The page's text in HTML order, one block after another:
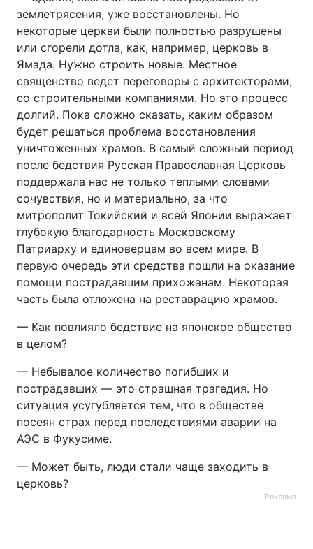
Лонгріди
Відео з Youtube Статті
Інтерв'ю Думки
Архів Вакансії
Послуги
Тема оформлення
землетрясения, уже восстановлены. Но
некоторые церкви были полностью разрушены
или сгорели дотла, как, например, церковь в
Ямада. Нужно строить новые. Местное
священство ведет переговоры с архитекторами,
со строительными компаниями. Но это процесс
долгий. Пока сложно сказать, каким образом
будет решаться проблема восстановления
уничтоженных храмов. В самый сложный период
после бедствия Русская Православная Церковь
поддержала нас не только теплыми словами
сочувствия, но и материально, за что
митрополит Токийский и всей Японии выражает
глубокую благодарность Московскому
Патриарху и единоверцам во всем мире. В
первую очередь эти средства пошли на оказание
помощи пострадавшим прихожанам. Некоторая
часть была отложена на реставрацию храмов.
— Как повлияло бедствие на японское общество
в целом?
— Небывалое количество погибших и
пострадавших — это страшная трагедия. Но
ситуация усугубляется тем, что в обществе
посеян страх перед последствиями аварии на
АЭС в Фукусиме.
— Может быть, люди стали чаще заходить в
церковь?
Реклама